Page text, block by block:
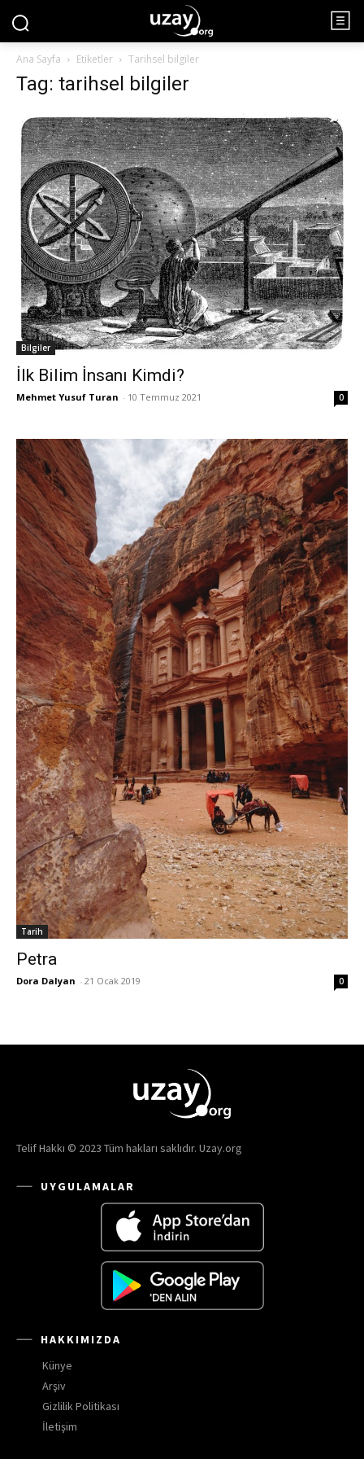
Ana Sayfa Etiketler Tarihsel bilgiler
Tag: tarihsel bilgiler
Bilgiler
İlk Bilim İnsanı Kimdi?
Mehmet Yusuf Turan - 10 Temmuz 2021 0
Tarih
Petra
Dora Dalyan - 21 Ocak 2019 0
Telif Hakkı © 2023 Tüm hakları saklıdır. Uzay.org
UYGULAMALAR
HAKKIMIZDA
Künye
Arşiv
Gizlilik Politikası
İletişim